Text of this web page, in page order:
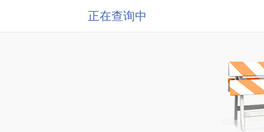
正在查询中